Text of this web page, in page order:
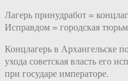
Лагерь принудработ =
Исправдом = городская
Концлагерь в Архангельске
ухода советская власть его
при государе императоре.